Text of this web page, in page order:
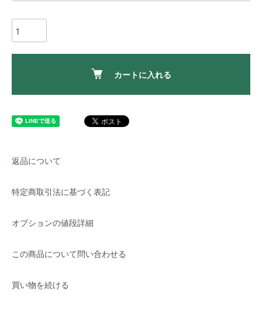
カートに入れる
返品について
特定商取引法に基づく表記
オプションの値段詳細
この商品について問い合わせる
買い物を続ける